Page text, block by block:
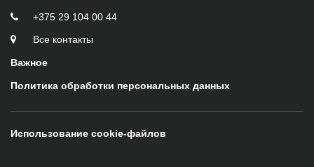
+375 29 104 00 44
Все контакты
Важное
Политика обработки персональных данных
Использование cookie-файлов